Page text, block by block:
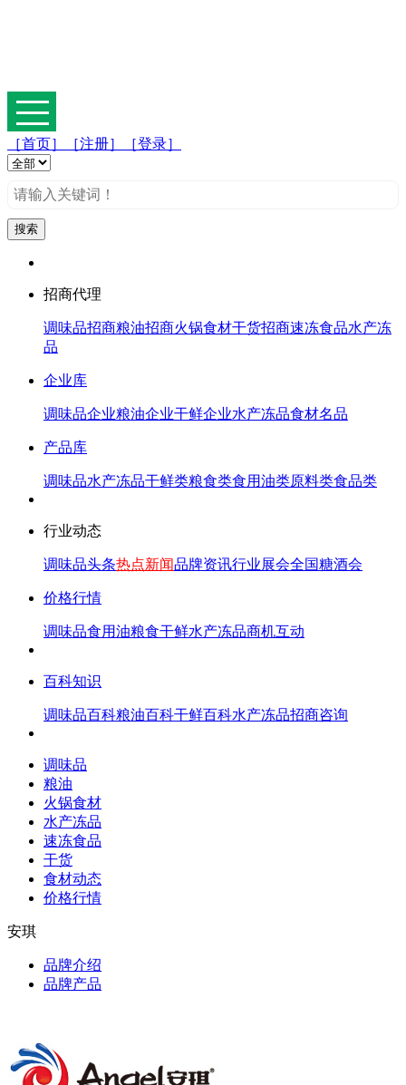
［首页］ ［注册］ ［登录］
招商代理
调味品招商粮油招商火锅食材干货招商速冻食品水产冻
品
企业库
调味品企业粮油企业干鲜企业水产冻品食材名品
产品库
调味品水产冻品干鲜类粮食类食用油类原料类食品类
行业动态
调味品头条热点新闻品牌资讯行业展会全国糖酒会
价格行情
调味品食用油粮食干鲜水产冻品商机互动
百科知识
调味品百科粮油百科干鲜百科水产冻品招商咨询
调味品
粮油
火锅食材
水产冻品
速冻食品
干货
食材动态
价格行情
安琪
品牌介绍
品牌产品